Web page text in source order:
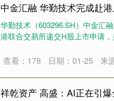
中金汇融 华勤技术完成赴
华勤技术（603296.SH）中金汇
港联合交易所递交H股上市申请
查看：178 日期：01-25 来
祥乾资产 高盛：AI正在引